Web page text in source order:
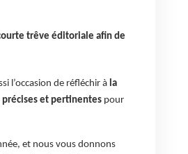
trêve éditoriale afin de
l’occasion de réfléchir à la
et pertinentespour
et nous vous donnons